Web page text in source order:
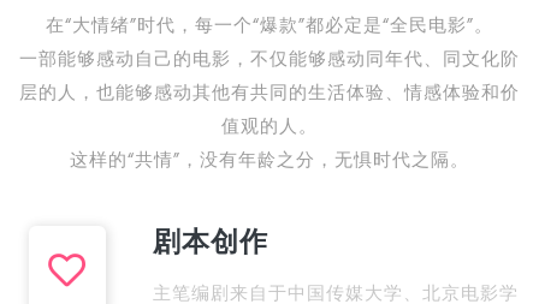
在“大情绪”时代，每一个“爆款”都必定是“全民电影”。
一部能够感动自己的电影，不仅能够感动同年代、同文化阶
层的人，也能够感动其他有共同的生活体验、情感体验和价
值观的人。
这样的“共情”，没有年龄之分，无惧时代之隔。
剧本创作
主笔编剧来自于中国传媒大学、北京电影学